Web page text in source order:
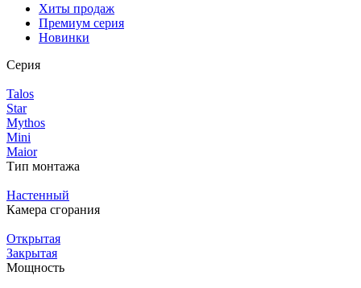
Хиты продаж
Премиум серия
Новинки
Серия
Talos
Star
Mythos
Mini
Maior
Тип монтажа
Настенный
Камера сгорания
Открытая
Закрытая
Мощность